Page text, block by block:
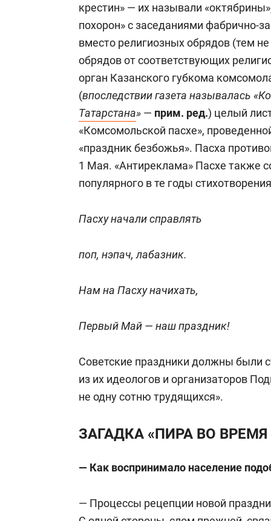
крестин» — их называли
похорон» с заседаниями фабрично-
вместо религиозных обрядов (тем
обрядов от соответствующих
орган Казанского губкома
(впоследствии газета называлась
Татарстана» — прим. ред.) целый
«Комсомольской пасхе»,
«праздник безбожья». Пасха
1 Мая. «Антиреклама» Пасхе также
популярного в те годы
Пасху начали справлять
поп, нэпач, лабазник.
Нам на Пасху начихать,
Первый Май — наш праздник!
Советские праздники должны были
из их идеологов и организаторов
не одну сотню трудящихся».
ЗАГАДКА «ПИРА ВО
— Как воспринимало население
— Процессы рецепции новой